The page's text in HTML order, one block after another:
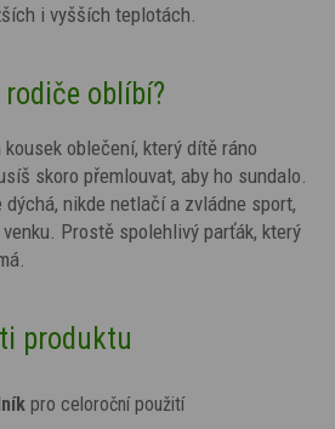
i vyšších teplotách.
oblíbí?
oblečení, který dítě ráno
skoro přemlouvat, aby ho sundalo.
dýchá, nikde netlačí a zvládne sport,
Prostě spolehlivý parťák, který
produktu
pro celoroční použití